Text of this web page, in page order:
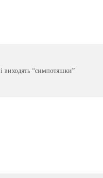
виходять “симпотяшки”